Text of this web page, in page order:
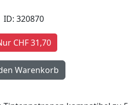
ID: 320870
CHF 31,70